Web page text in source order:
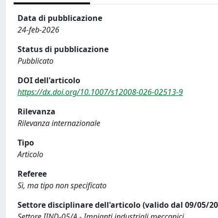
Data di pubblicazione
24-feb-2026
Status di pubblicazione
Pubblicato
DOI dell'articolo
https://dx.doi.org/10.1007/s12008-026-02513-9
Rilevanza
Rilevanza internazionale
Tipo
Articolo
Referee
Sì, ma tipo non specificato
Settore disciplinare dell'articolo (valido dal 09/05/